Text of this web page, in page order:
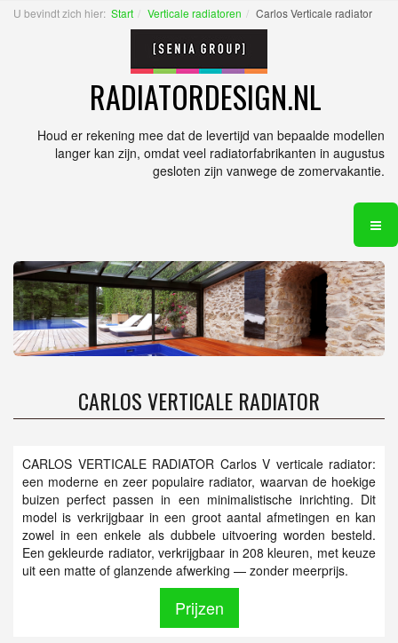
U bevindt zich hier: Start Verticale radiatoren Carlos Verticale radiator
RADIATORDESIGN.NL
Houd er rekening mee dat de levertijd van bepaalde modellen
langer kan zijn, omdat veel radiatorfabrikanten in augustus
gesloten zijn vanwege de zomervakantie.
CARLOS VERTICALE RADIATOR
CARLOS VERTICALE RADIATOR Carlos V verticale radiator:
een moderne en zeer populaire radiator, waarvan de hoekige
buizen perfect passen in een minimalistische inrichting. Dit
model is verkrijgbaar in een groot aantal afmetingen en kan
zowel in een enkele als dubbele uitvoering worden besteld.
Een gekleurde radiator, verkrijgbaar in 208 kleuren, met keuze
uit een matte of glanzende afwerking — zonder meerprijs.
Prijzen